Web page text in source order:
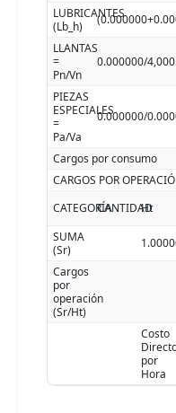
LUBRICANTES
(Lb_h)
LLANTAS
=
Pn/Vn
0.000000/
PIEZAS
ESPECIALES
=
Pa/Va
0.000000/
Cargos por consumo
CARGOS POR
CATEGORÍACANTIDAD
Ht
SUMA
(Sr)
Cargos
por
operación
(Sr/Ht)
Costo
por
Hora